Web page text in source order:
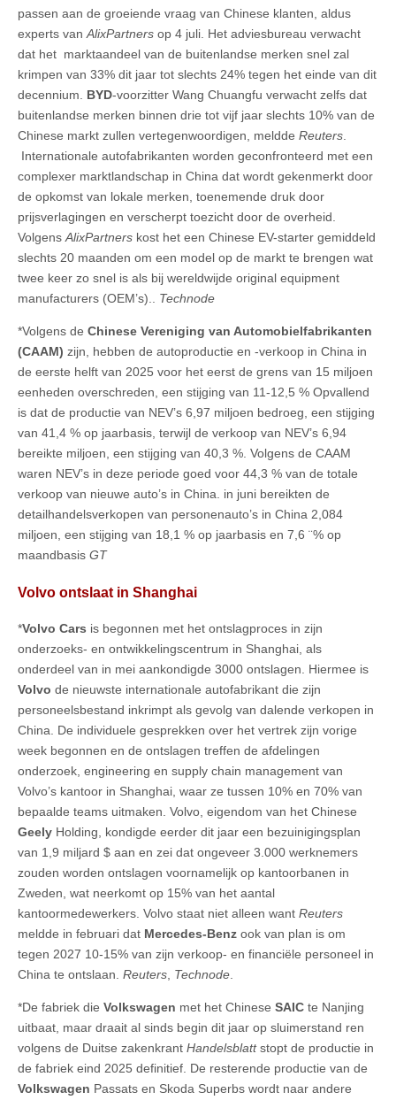
passen aan de groeiende vraag van Chinese klanten, aldus
experts vanAlixPartners op 4 juli. Het adviesbureau verwacht
dat het marktaandeel van de buitenlandse merken snel zal
krimpen van 33% dit jaar tot slechts 24% tegen het einde van dit
decennium. BYD-voorzitter Wang Chuangfu verwacht zelfs dat
buitenlandse merken binnen drie tot vijf jaar slechts 10% van de
Chinese markt zullen vertegenwoordigen, meldde Reuters.
Internationale autofabrikanten worden geconfronteerd met een
complexer marktlandschap in China dat wordt gekenmerkt door
de opkomst van lokale merken, toenemende druk door
prijsverlagingen en verscherpt toezicht door de overheid.
VolgensAlixPartners kost het een Chinese EV-starter gemiddeld
slechts 20 maanden om een model op de markt te brengen wat
twee keer zo snel is als bij wereldwijde original equipment
manufacturers (OEM’s).. Technode
*Volgens de Chinese Vereniging van Automobielfabrikanten
(CAAM) zijn, hebben de autoproductie en -verkoop in China in
de eerste helft van 2025 voor het eerst de grens van 15 miljoen
eenheden overschreden, een stijging van 11-12,5 % Opvallend
is dat de productie van NEV’s 6,97 miljoen bedroeg, een stijging
van 41,4 % op jaarbasis, terwijl de verkoop van NEV’s 6,94
bereikte miljoen, een stijging van 40,3 %. Volgens de CAAM
waren NEV’s in deze periode goed voor 44,3 % van de totale
verkoop van nieuwe auto’s in China. in juni bereikten de
detailhandelsverkopen van personenauto’s in China 2,084
miljoen, een stijging van 18,1 % op jaarbasis en 7,6 ¨% op
maandbasis GT
Volvo ontslaat in Shanghai
*Volvo Cars is begonnen met het ontslagproces in zijn
onderzoeks- en ontwikkelingscentrum in Shanghai, als
onderdeel van in mei aankondigde 3000 ontslagen. Hiermee is
Volvo de nieuwste internationale autofabrikant die zijn
personeelsbestand inkrimpt als gevolg van dalende verkopen in
China. De individuele gesprekken over het vertrek zijn vorige
week begonnen en de ontslagen treffen de afdelingen
onderzoek, engineering en supply chain management van
Volvo’s kantoor in Shanghai, waar ze tussen 10% en 70% van
bepaalde teams uitmaken. Volvo, eigendom van het Chinese
Geely Holding, kondigde eerder dit jaar een bezuinigingsplan
van 1,9 miljard $ aan en zei dat ongeveer 3.000 werknemers
zouden worden ontslagen voornamelijk op kantoorbanen in
Zweden, wat neerkomt op 15% van het aantal
kantoormedewerkers. Volvo staat niet alleen want Reuters
meldde in februari dat Mercedes-Benz ook van plan is om
tegen 2027 10-15% van zijn verkoop- en financiële personeel in
China te ontslaan. Reuters, Technode.
*De fabriek die Volkswagen met het Chinese SAIC te Nanjing
uitbaat, maar draait al sinds begin dit jaar op sluimerstand ren
volgens de Duitse zakenkrant Handelsblattstopt de productie in
de fabriek eind 2025 definitief. De resterende productie van de
Volkswagen Passats en Skoda Superbs wordt naar andere